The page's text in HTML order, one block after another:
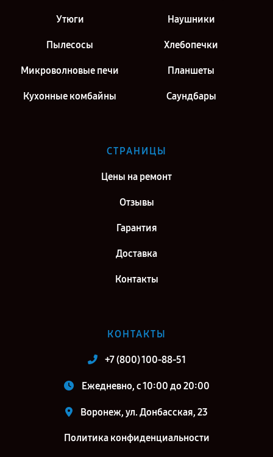
Утюги Наушники
Пылесосы Хлебопечки
Микроволновые печи Планшеты
Кухонные комбайны Саундбары
СТРАНИЦЫ
Цены на ремонт
Отзывы
Гарантия
Доставка
Контакты
КОНТАКТЫ
+7 (800) 100-88-51
Ежедневно, с 10:00 до 20:00
Воронеж, ул. Донбасская, 23
Политика конфиденциальности